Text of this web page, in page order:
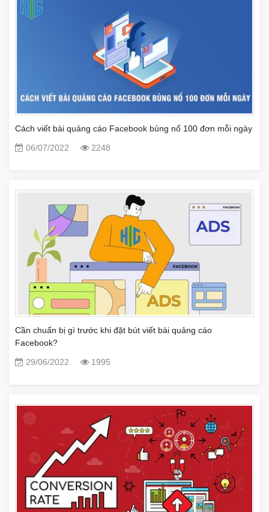
Cách viết bài quảng cáo Facebook bủng nổ 100 đơn mỗi ngày
06/07/2022
2248
Cần chuẩn bị gì trước khi đặt bút viết bài quảng cáo
Facebook?
29/06/2022
1995